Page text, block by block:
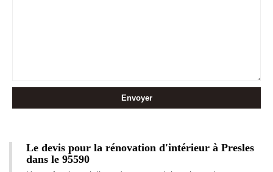
Le devis pour la rénovation d'intérieur à Presles
dans le 95590